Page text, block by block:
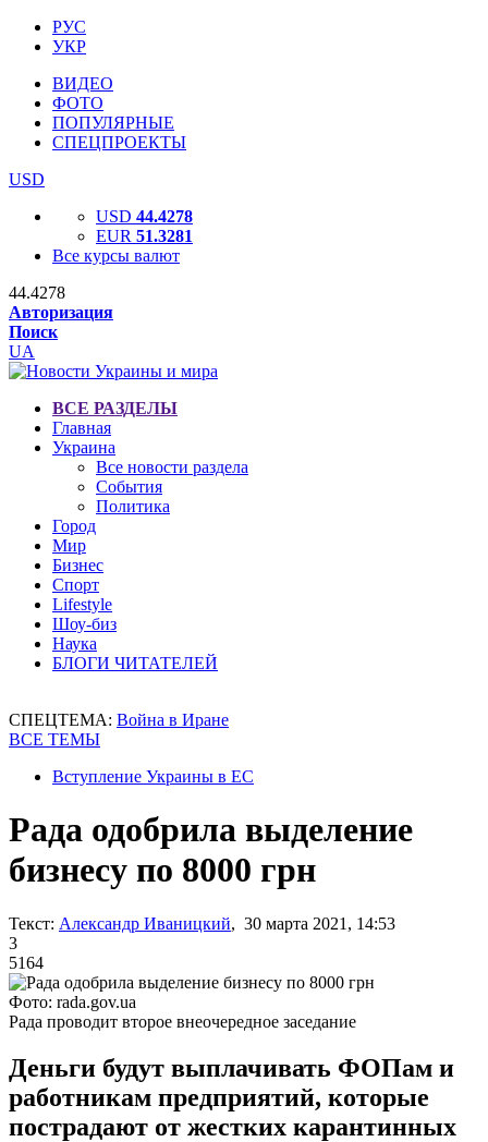
РУС
УКР
ВИДЕО
ФОТО
ПОПУЛЯРНЫЕ
СПЕЦПРОЕКТЫ
USD
USD 44.4278
EUR 51.3281
Все курсы валют
44.4278
Авторизация
Поиск
UA
ВСЕ РАЗДЕЛЫ
Главная
Украина
Все новости раздела
События
Политика
Город
Мир
Бизнес
Спорт
Lifestyle
Шоу-биз
Наука
БЛОГИ ЧИТАТЕЛЕЙ
СПЕЦТЕМА: Война в Иране
ВСЕ ТЕМЫ
Вступление Украины в ЕС
Рада одобрила выделение
бизнесу по 8000 грн
Текст: Александр Иваницкий, 30 марта 2021, 14:53
3
5164
Фото: rada.gov.ua
Рада проводит второе внеочередное заседание
Деньги будут выплачивать ФОПам и
работникам предприятий, которые
пострадают от жестких карантинных